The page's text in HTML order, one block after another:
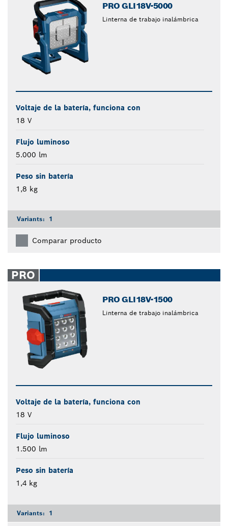
PRO GLI18V-5000
Linterna de trabajo inalámbrica
Voltaje de la batería, funciona con
18 V
Flujo luminoso
5.000 lm
Peso sin batería
1,8 kg
Variants: 1
Comparar producto
PRO
PRO GLI18V-1500
Linterna de trabajo inalámbrica
Voltaje de la batería, funciona con
18 V
Flujo luminoso
1.500 lm
Peso sin batería
1,4 kg
Variants: 1